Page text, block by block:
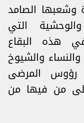
وشعبها الصامد
والوحشية التي
هذه البقاع
والشيوخ
المرضى
من فيها من